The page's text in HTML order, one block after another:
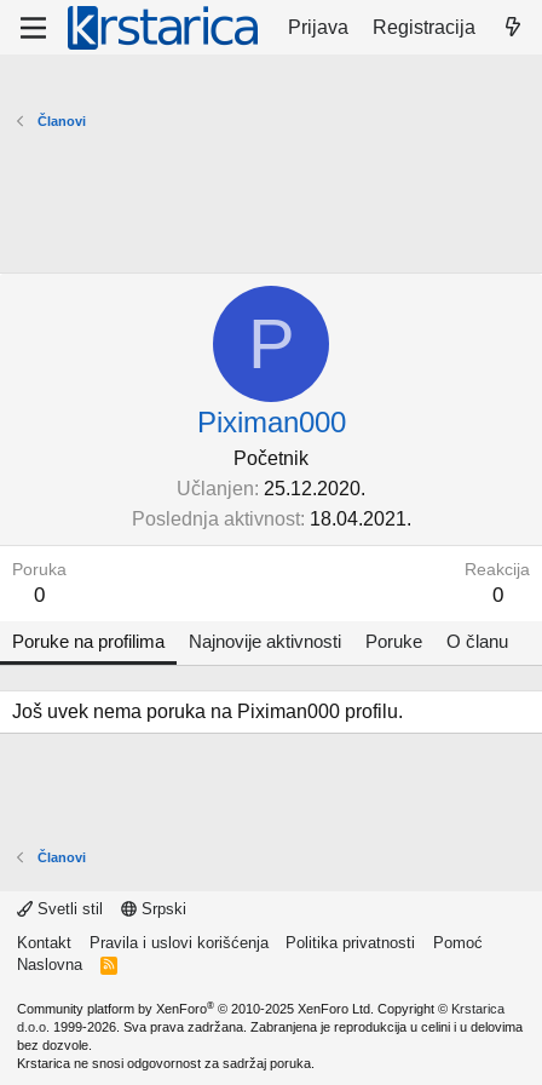
Prijava Registracija
Članovi
P
Piximan000
Početnik
Učlanjen 25.12.2020.
Poslednja aktivnost 18.04.2021.
Poruka
0
Reakcija
0
Poruke na profilima Najnovije aktivnosti Poruke O članu
Još uvek nema poruka na Piximan000 profilu.
Članovi
Svetli stil
Srpski
Kontakt
Pravila i uslovi korišćenja Politika privatnosti
Pomoć
Naslovna
R
Community platform by XenForo® © 2010-2025 XenForo Ltd. Copyright © Krstarica
d.o.o. 1999-2026. Sva prava zadržana. Zabranjena je reprodukcija u celini i u delovima
bez dozvole.
Krstarica ne snosi odgovornost za sadržaj poruka.